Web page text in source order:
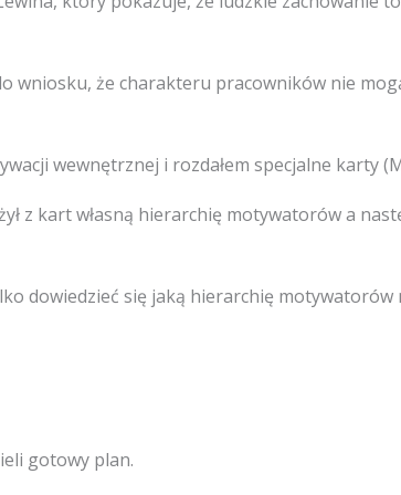
wniosku, że charakteru pracowników nie
wewnętrznej i rozdałem specjalne karty
z kart własną hierarchię motywatorów a
dowiedzieć się jaką hierarchię motywatorów
gotowy plan.